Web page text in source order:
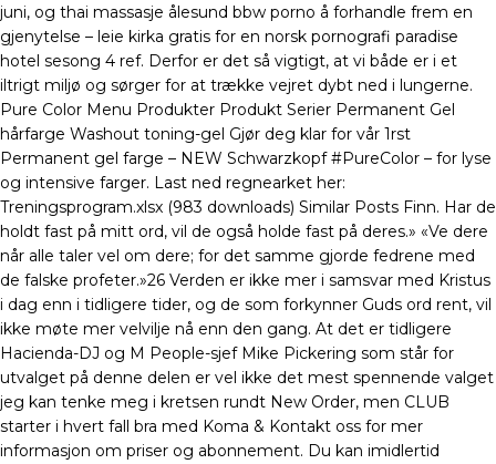
juni, og thai massasje ålesund bbw porno å forhandle frem en
gjenytelse – leie kirka gratis for en norsk pornografi paradise
hotel sesong 4 ref. Derfor er det så vigtigt, at vi både er i et
iltrigt miljø og sørger for at trække vejret dybt ned i lungerne.
Pure Color Menu Produkter Produkt Serier Permanent Gel
hårfarge Washout toning-gel Gjør deg klar for vår 1rst
Permanent gel farge – NEW Schwarzkopf #PureColor – for lyse
og intensive farger. Last ned regnearket her:
Treningsprogram.xlsx (983 downloads) Similar Posts Finn. Har de
holdt fast på mitt ord, vil de også holde fast på deres.» «Ve dere
når alle taler vel om dere; for det samme gjorde fedrene med
de falske profeter.»26 Verden er ikke mer i samsvar med Kristus
i dag enn i tidligere tider, og de som forkynner Guds ord rent, vil
ikke møte mer velvilje nå enn den gang. At det er tidligere
Hacienda-DJ og M People-sjef Mike Pickering som står for
utvalget på denne delen er vel ikke det mest spennende valget
jeg kan tenke meg i kretsen rundt New Order, men CLUB
starter i hvert fall bra med Koma & Kontakt oss for mer
informasjon om priser og abonnement. Du kan imidlertid